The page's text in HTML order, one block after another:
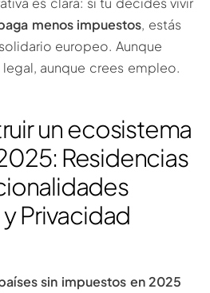
menos impuestos, estás
europeo. Aunque
aunque crees empleo.
un ecosistema
Residencias
Privacidad
sin impuestos en 2025